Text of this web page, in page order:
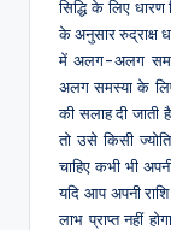
सिद्धि के लिए
के अनुसार रुद्राक्ष
में अलग-अलग
अलग समस्या के
की सलाह दी जाती
तो उसे किसी
चाहिए कभी भी
यदि आप अपनी
लाभ प्राप्त नहीं